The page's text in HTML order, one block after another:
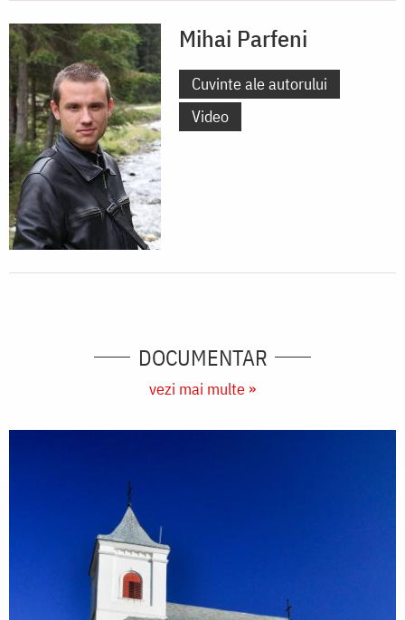
Mihai Parfeni
Cuvinte ale autorului
Video
DOCUMENTAR
vezi mai multe »